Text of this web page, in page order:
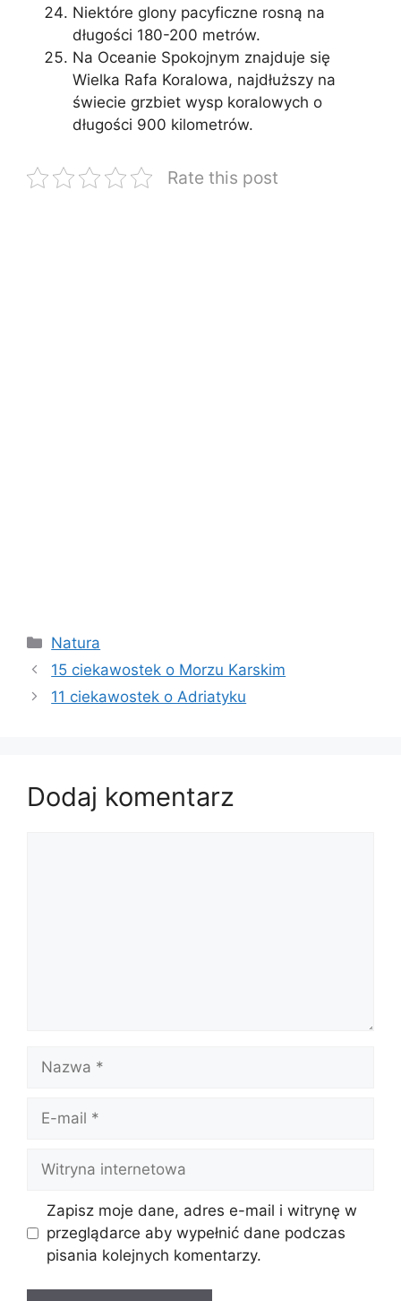
Niektóre glony pacyficzne rosną na
długości 180-200 metrów.
Na Oceanie Spokojnym znajduje się
Wielka Rafa Koralowa, najdłuższy na
świecie grzbiet wysp koralowych o
długości 900 kilometrów.
Rate this post
Kategorie
Natura
15 ciekawostek o Morzu Karskim
11 ciekawostek o Adriatyku
Dodaj komentarz
mail
internetowa
Zapisz moje dane, adres e-mail i witrynę w
przeglądarce aby wypełnić dane podczas
pisania kolejnych komentarzy.